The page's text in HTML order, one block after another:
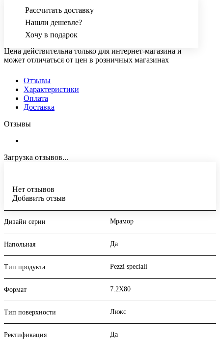
Рассчитать доставку
Нашли дешевле?
Хочу в подарок
Цена действительна только для интернет-магазина и
может отличаться от цен в розничных магазинах
Отзывы
Характеристики
Оплата
Доставка
Отзывы
Загрузка отзывов...
Нет отзывов
Добавить отзыв
Дизайн серии Мрамор
Напольная Да
Тип продукта Pezzi speciali
Формат 7.2X80
Тип поверхности Люкс
Ректификация Да